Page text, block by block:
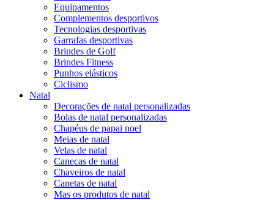
Equipamentos
Complementos desportivos
Tecnologias desportivas
Garrafas desportivas
Brindes de Golf
Brindes Fitness
Punhos elásticos
Ciclismo
Natal
Decorações de natal personalizadas
Bolas de natal personalizadas
Chapéus de papai noel
Meias de natal
Velas de natal
Canecas de natal
Chaveiros de natal
Canetas de natal
Mas os produtos de natal